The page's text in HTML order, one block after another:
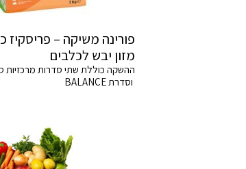
פורינה משיקה –
מזון יבש לכלבים
וסדרת BALANCE